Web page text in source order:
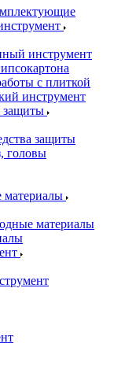
инструмент
с плиткой
инструмент
защиты
защиты
головы
материалы
материалы